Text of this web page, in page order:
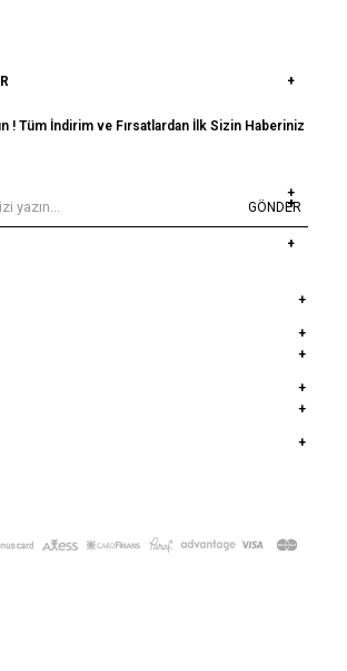
! Tüm İndirim ve Fırsatlardan İlk Sizin Haberiniz
GÖNDER